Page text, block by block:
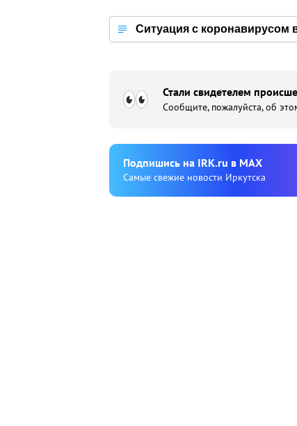
Ситуация с коронавирусом
Стали свидетелем
Сообщите, пожалуйста, об
Подпишиcь на IRK.ru в MAX
Cамые свежие новости Иркутска